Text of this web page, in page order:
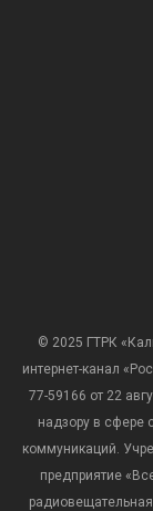
© 2025 ГТРК
интернет-канал
77-59166 от 22
надзору в сфере
коммуникаций.
предприятие